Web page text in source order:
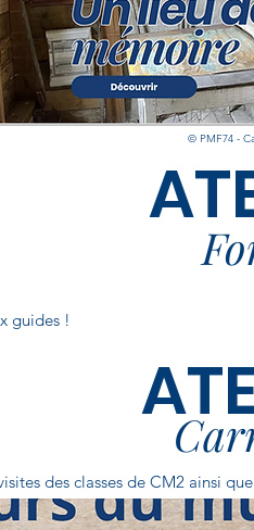
© PMF74 -
guides !
des classes de CM2 ainsi